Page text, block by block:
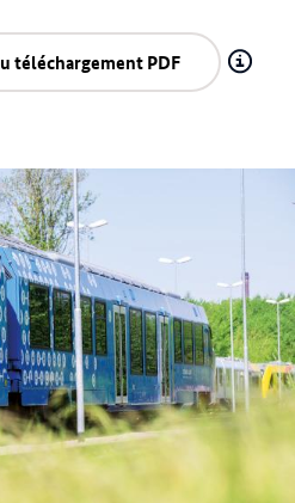
téléchargement PDF